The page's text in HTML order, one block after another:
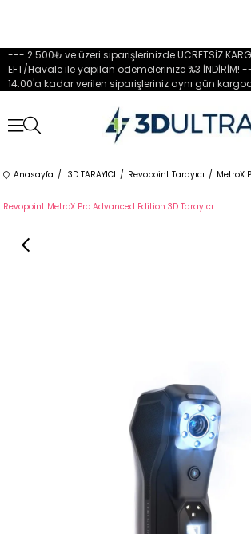
--- 2.500₺ ve üzeri siparişlerinizde ÜCRETSİZ
EFT/Havale ile yapılan ödemelerinize %3
14:00'a kadar verilen siparişleriniz aynı gün
Anasayfa 3D TARAYICI Revopoint Tarayıcı MetroX
Revopoint MetroX Pro Advanced Edition 3D Tarayıcı